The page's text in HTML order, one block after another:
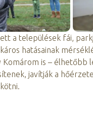
a települések fái,
hatásainak
is – élhetőbb
javítják a